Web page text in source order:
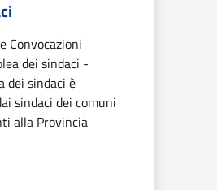
Convocazioni
dei sindaci -
dei sindaci è
sindaci dei comuni
alla Provincia